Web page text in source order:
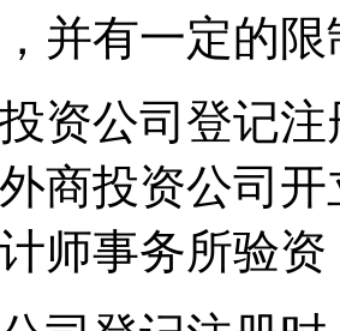
并有一定的限
资公司登记
商投资公司
师事务所验